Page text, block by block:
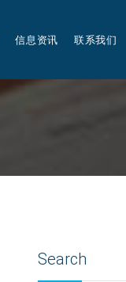
信息资讯 联系我们
Search